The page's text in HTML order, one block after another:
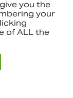
you the
your
of ALL the